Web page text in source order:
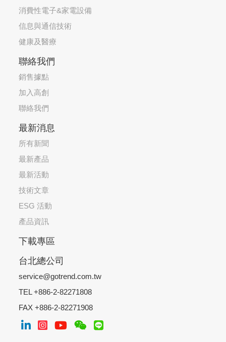
消費性電子&家電設備
信息與通信技術
健康及醫療
聯絡我們
銷售據點
加入高創
聯絡我們
最新消息
所有新聞
最新產品
最新活動
技術文章
ESG 活動
產品資訊
下載專區
台北總公司
service@gotrend.com.tw
TEL +886-2-82271808
FAX +886-2-82271908